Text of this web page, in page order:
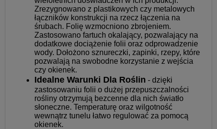
Zrezygnowano z plastikowych czy metalowych
łączników konstrukcji na rzecz łączenia na
śrubach. Folię wzmocniono zbrojeniem.
Zastosowano fartuch okalający, pozwalający na
dodatkowe dociążenie folii oraz odprowadzenie
wody. Dołożono sznureczki, zapinki, rzepy, które
pozwalają na swobodne korzystanie z wejścia
czy okienek.
Idealne Warunki Dla Roślin - dzięki
zastosowaniu folii o dużej przepuszczalności
rośliny otrzymują bezcenne dla nich światło
słoneczne. Temperaturę oraz wilgotność
wewnątrz tunelu łatwo regulować za pomocą
okienek.